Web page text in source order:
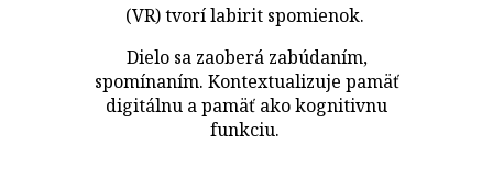
(VR) tvorí labirit spomienok.
Dielo sa zaoberá zabúdaním,
spomínaním. Kontextualizuje pamäť
digitálnu a pamäť ako kognitivnu
funkciu.